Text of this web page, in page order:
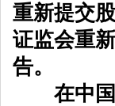
重新提交
证监会重
告。
在中国